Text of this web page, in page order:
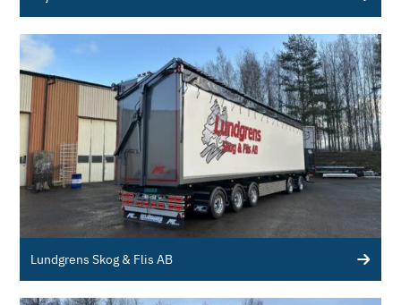
Lundgrens Skog & Flis AB